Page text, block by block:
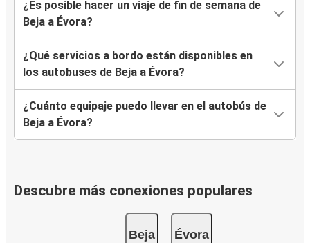
¿Es posible hacer un viaje de fin de semana de
Beja a Évora?
¿Qué servicios a bordo están disponibles en
los autobuses de Beja a Évora?
¿Cuánto equipaje puedo llevar en el autobús de
Beja a Évora?
Descubre más conexiones populares
Beja Évora